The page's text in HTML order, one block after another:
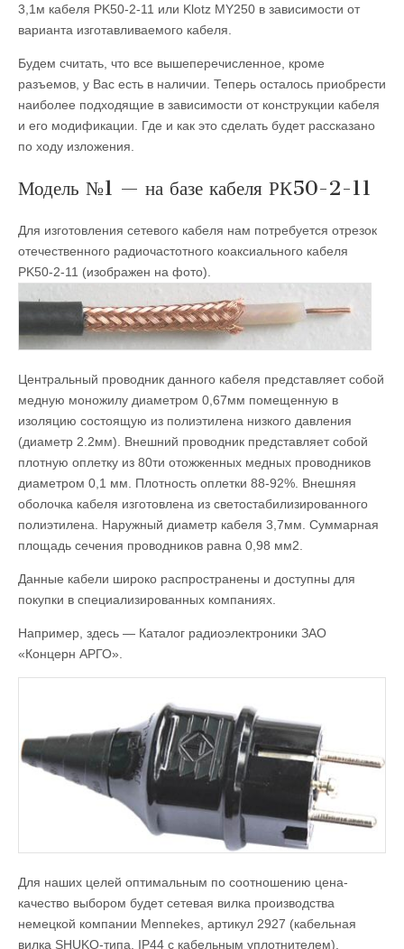
3,1м кабеля PK50-2-11 или Klotz MY250 в зависимости от
варианта изготавливаемого кабеля.
Будем считать, что все вышеперечисленное, кроме
разъемов, у Вас есть в наличии. Теперь осталось приобрести
наиболее подходящие в зависимости от конструкции кабеля
и его модификации. Где и как это сделать будет рассказано
по ходу изложения.
Модель №1 — на базе кабеля РК50-2-11
Для изготовления сетевого кабеля нам потребуется отрезок
отечественного радиочастотного коаксиального кабеля
PK50-2-11 (изображен на фото).
Центральный проводник данного кабеля представляет собой
медную моножилу диаметром 0,67мм помещенную в
изоляцию состоящую из полиэтилена низкого давления
(диаметр 2.2мм). Внешний проводник представляет собой
плотную оплетку из 80ти отожженных медных проводников
диаметром 0,1 мм. Плотность оплетки 88-92%. Внешняя
оболочка кабеля изготовлена из светостабилизированного
полиэтилена. Наружный диаметр кабеля 3,7мм. Суммарная
площадь сечения проводников равна 0,98 мм2.
Данные кабели широко распространены и доступны для
покупки в специализированных компаниях.
Например, здесь — Каталог радиоэлектроники ЗАО
«Концерн АРГО».
Для наших целей оптимальным по соотношению цена-
качество выбором будет сетевая вилка производства
немецкой компании Mennekes, артикул 2927 (кабельная
вилка SHUKO-типа, IP44 с кабельным уплотнителем).